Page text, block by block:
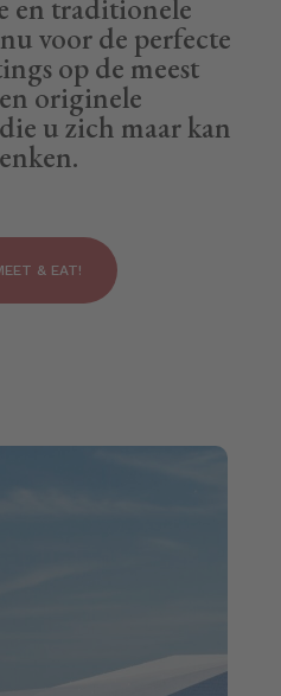
en traditionele
voor de perfecte
op de meest
originele
u zich maar kan
& EAT!